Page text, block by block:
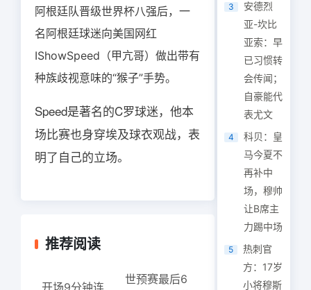
阿根廷队晋级世界杯八强后，一
名阿根廷球迷向美国网红
IShowSpeed（甲亢哥）做出带有
种族歧视意味的“猴子”手势。
Speed是著名的C罗球迷，他本
场比赛也身穿埃及球衣观战，表
明了自己的立场。
推荐阅读
开场9分钟连
世预赛最后6
3
安德烈
亚-坎比
亚索：早
已习惯转
会传闻；
自豪能代
表尤文
4
科贝：皇
马今夏不
再补中
场，穆帅
让B席主
力踢中场
5
热刺官
方：17岁
小将穆斯